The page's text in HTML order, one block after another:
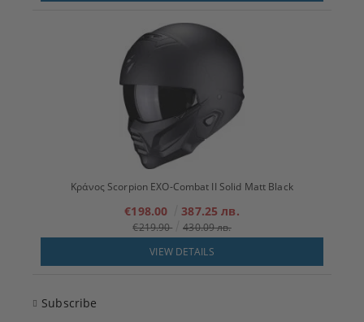
Κράνος Scorpion EXO-Combat II Solid Matt Black
€198.00 387.25 лв.
€219.90
430.09 лв.
VIEW DETAILS
Subscribe